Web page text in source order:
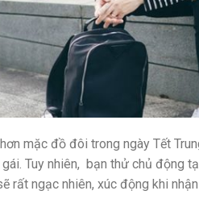
mặc đồ đôi trong ngày Tết
Tuy nhiên, bạn thử chủ động
rất ngạc nhiên, xúc động khi